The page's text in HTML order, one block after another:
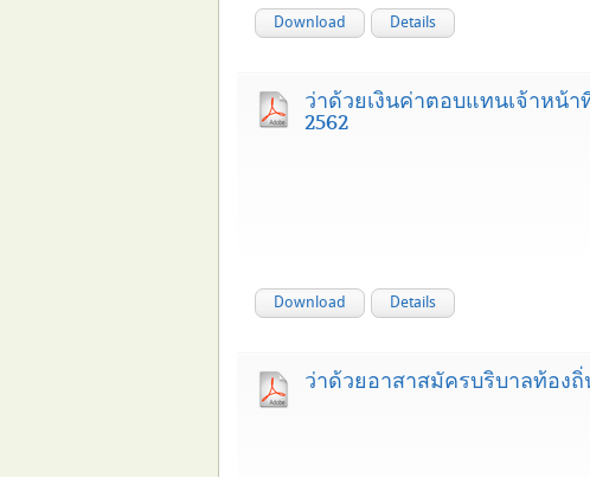
Download Details
ว่าด้วยเงินค่าตอบแทนเจ้าหน้
2562
Download Details
ว่าด้วยอาสาสมัครบริบาลท้อง